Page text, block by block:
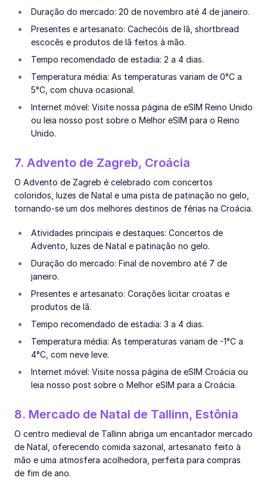
Duração do mercado: 20 de novembro até 4 de janeiro.
Presentes e artesanato: Cachecóis de lã, shortbread
escocês e produtos de lã feitos à mão.
Tempo recomendado de estadia: 2 a 4 dias.
Temperatura média: As temperaturas variam de 0°C a
5°C, com chuva ocasional.
Internet móvel: Visite nossa página de eSIM Reino Unido
ou leia nosso post sobre o Melhor eSIM para o Reino
Unido.
7. Advento de Zagreb, Croácia
O Advento de Zagreb é celebrado com concertos
coloridos, luzes de Natal e uma pista de patinação no gelo,
tornando-se um dos melhores destinos de férias na Croácia.
Atividades principais e destaques: Concertos de
Advento, luzes de Natal e patinação no gelo.
Duração do mercado: Final de novembro até 7 de
janeiro.
Presentes e artesanato: Corações licitar croatas e
produtos de lã.
Tempo recomendado de estadia: 3 a 4 dias.
Temperatura média: As temperaturas variam de -1°C a
4°C, com neve leve.
Internet móvel: Visite nossa página de eSIM Croácia ou
leia nosso post sobre o Melhor eSIM para a Croácia.
8. Mercado de Natal de Tallinn, Estônia
O centro medieval de Tallinn abriga um encantador mercado
de Natal, oferecendo comida sazonal, artesanato feito à
mão e uma atmosfera acolhedora, perfeita para compras
de fim de ano.